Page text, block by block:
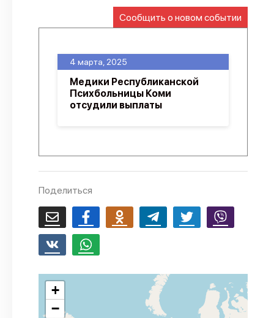
API
О проекте
Сообщить о новом событии
4 марта, 2025
Медики Республиканской
Психбольницы Коми
отсудили выплаты
Поделиться
+
−